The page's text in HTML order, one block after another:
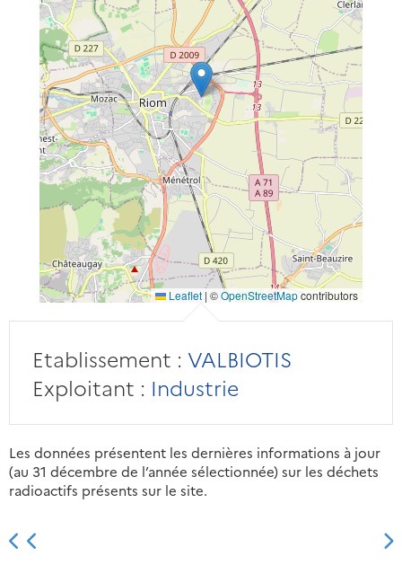
Leaflet | ©OpenStreetMapcontributors
Etablissement : VALBIOTIS
Exploitant : Industrie
Les données présentent les dernières informations à jour
(au 31 décembre de l’année sélectionnée) sur les déchets
radioactifs présents sur le site.